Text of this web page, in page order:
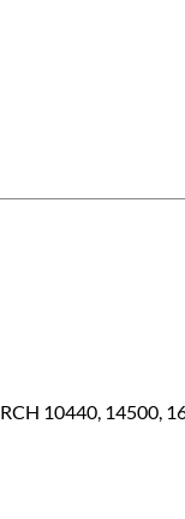
10440, 14500,